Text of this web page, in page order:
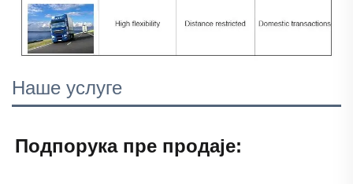
Наше услуге
Подпорука пре продаје: